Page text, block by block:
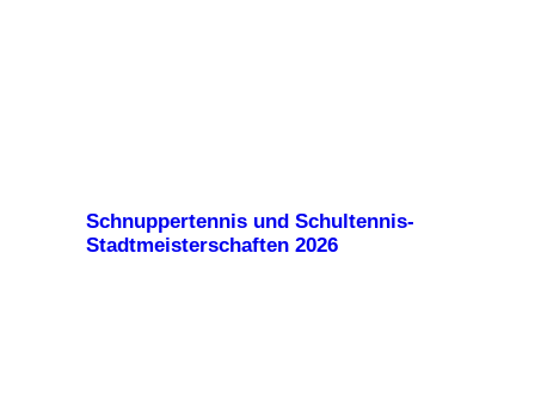
Schnuppertennis und Schultennis-
Stadtmeisterschaften 2026